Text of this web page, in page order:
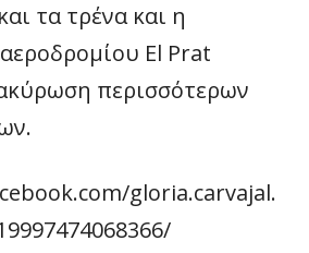
τα τρένα και η
El Prat
περισσότερων
gloria.carvajal.